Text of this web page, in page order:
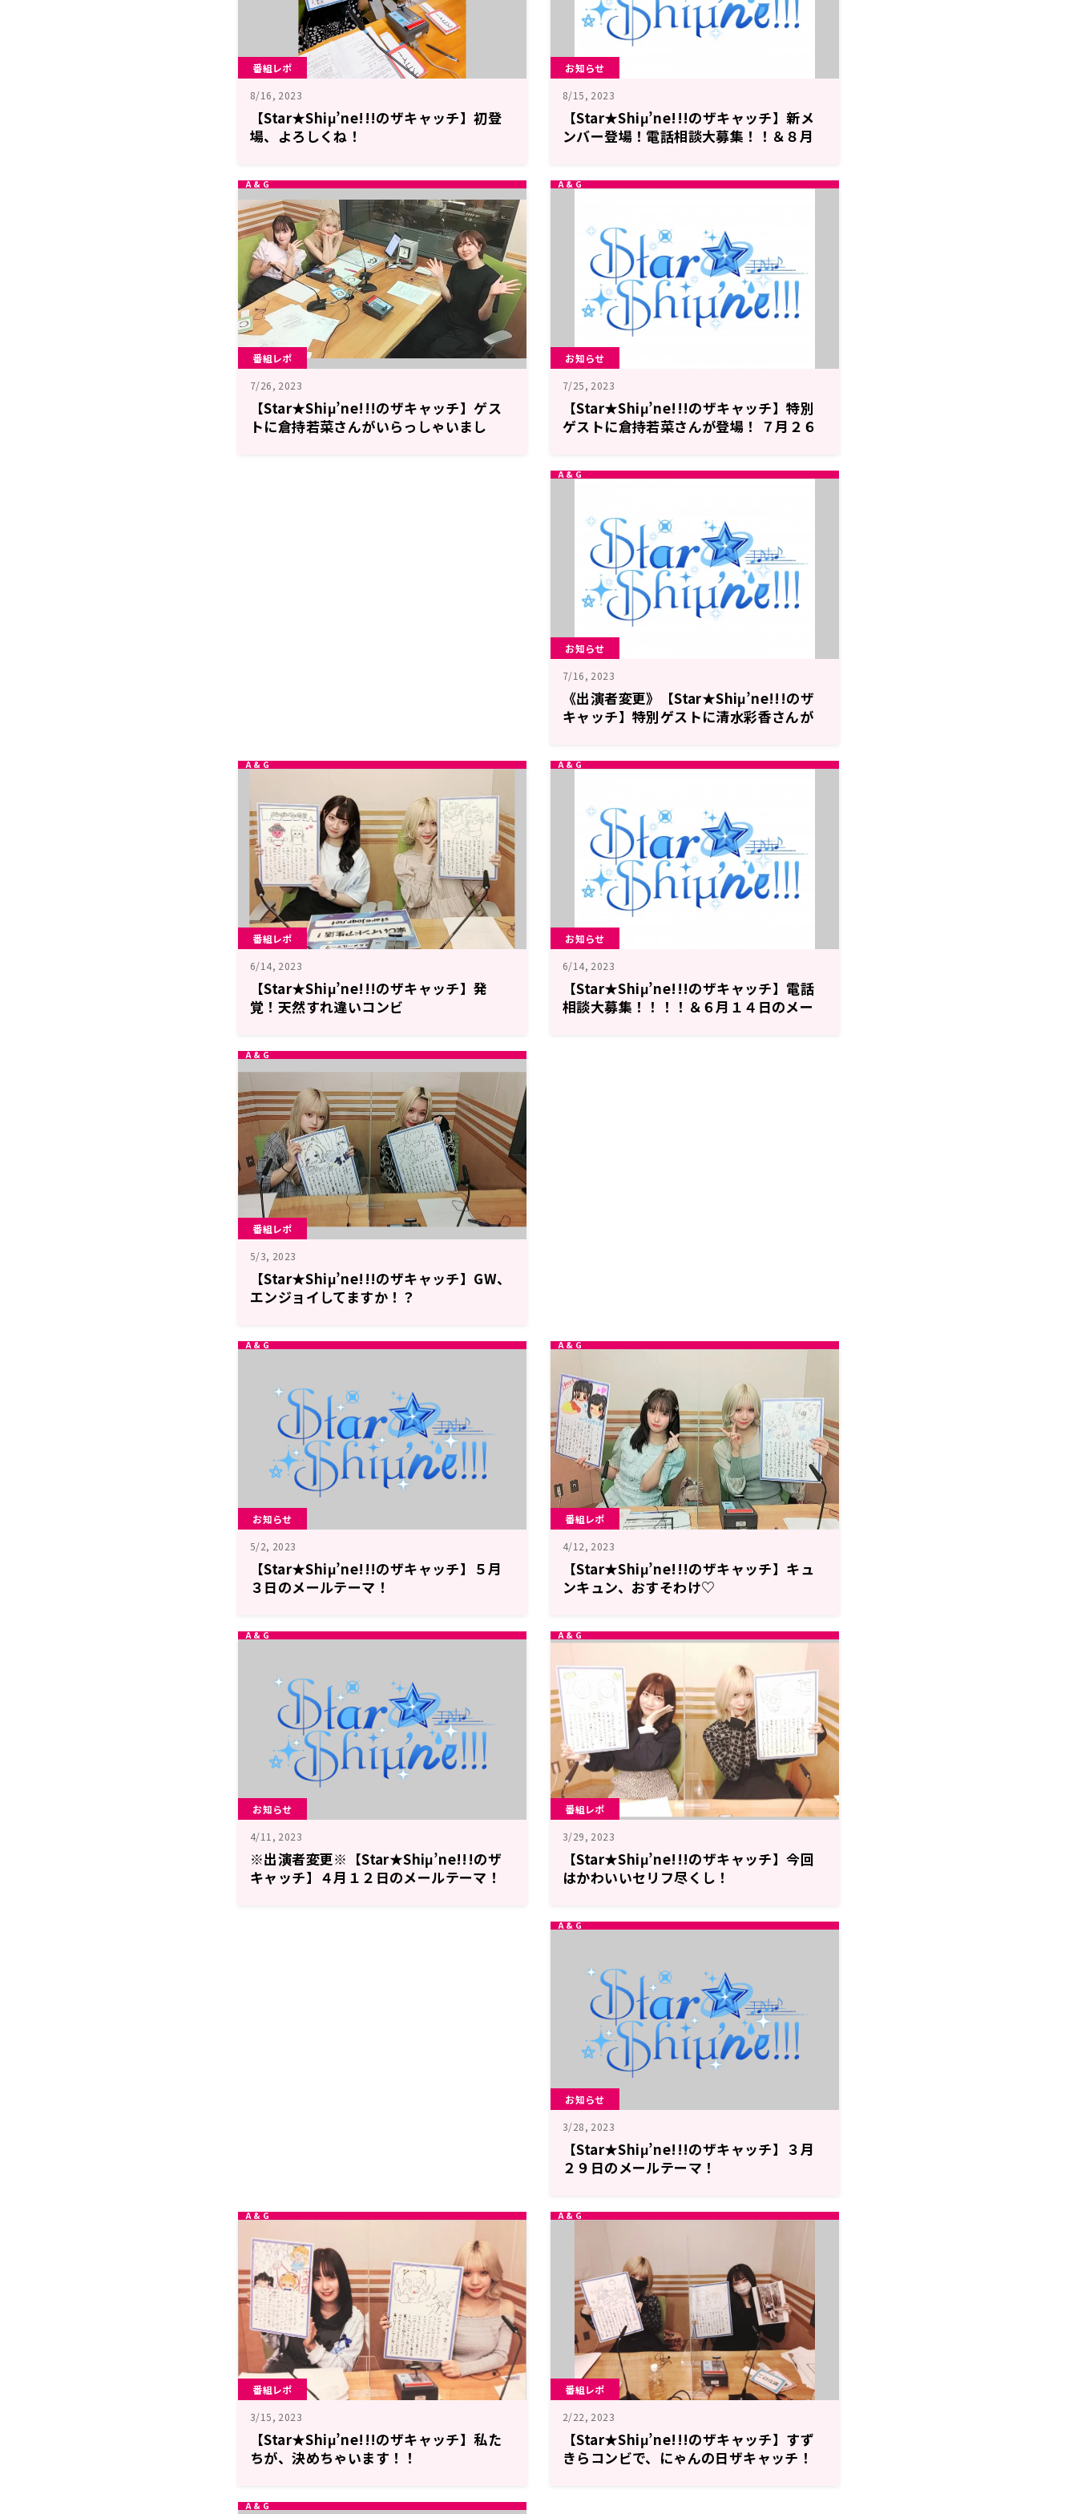
番組レポ
8/16, 2023
【Star★Shiμ’ne!!!のザキャッチ】初登
場、よろしくね！
お知らせ
8/15, 2023
【Star★Shiμ’ne!!!のザキャッチ】新メ
ンバー登場！電話相談大募集！！＆８月
番組レポ
7/26, 2023
【Star★Shiμ’ne!!!のザキャッチ】ゲス
トに倉持若菜さんがいらっしゃいまし
お知らせ
7/25, 2023
【Star★Shiμ’ne!!!のザキャッチ】特別
ゲストに倉持若菜さんが登場！ ７月２６
お知らせ
7/16, 2023
《出演者変更》【Star★Shiμ’ne!!!のザ
キャッチ】特別ゲストに清水彩香さんが
番組レポ
6/14, 2023
【Star★Shiμ’ne!!!のザキャッチ】発
覚！天然すれ違いコンビ
お知らせ
6/14, 2023
【Star★Shiμ’ne!!!のザキャッチ】電話
相談大募集！！！！＆６月１４日のメー
番組レポ
5/3, 2023
【Star★Shiμ’ne!!!のザキャッチ】GW、
エンジョイしてますか！？
お知らせ
5/2, 2023
【Star★Shiμ’ne!!!のザキャッチ】５月
３日のメールテーマ！
番組レポ
4/12, 2023
【Star★Shiμ’ne!!!のザキャッチ】キュ
ンキュン、おすそわけ♡
お知らせ
4/11, 2023
※出演者変更※【Star★Shiμ’ne!!!のザ
キャッチ】４月１２日のメールテーマ！
番組レポ
3/29, 2023
【Star★Shiμ’ne!!!のザキャッチ】今回
はかわいいセリフ尽くし！
お知らせ
3/28, 2023
【Star★Shiμ’ne!!!のザキャッチ】３月
２９日のメールテーマ！
番組レポ
3/15, 2023
【Star★Shiμ’ne!!!のザキャッチ】私た
ちが、決めちゃいます！！
番組レポ
2/22, 2023
【Star★Shiμ’ne!!!のザキャッチ】すず
きらコンビで、にゃんの日ザキャッチ！